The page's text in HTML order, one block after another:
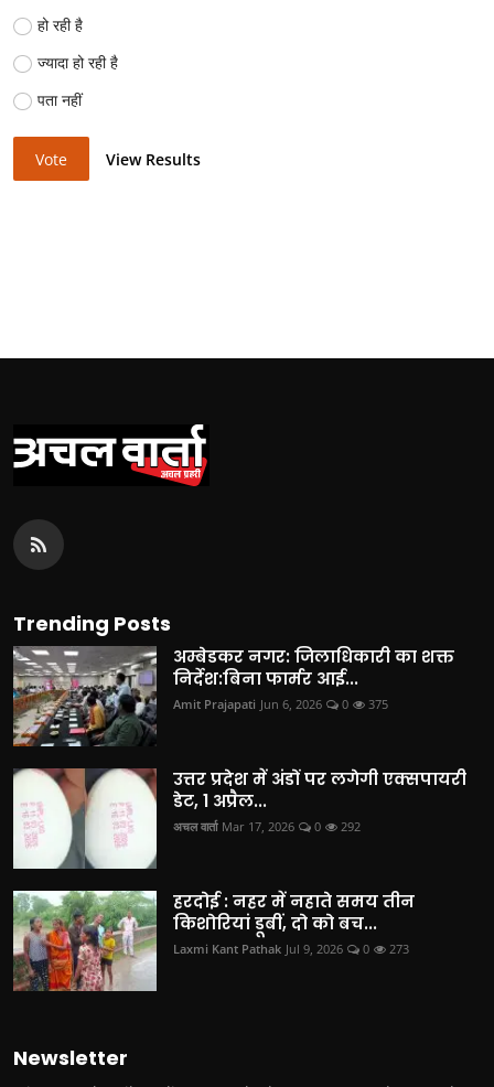
हो रही है
ज्यादा हो रही है
पता नहीं
Vote View Results
Trending Posts
अम्बेडकर नगर: जिलाधिकारी का शक्त
निर्देश:बिना फार्मर आई...
Amit Prajapati Jun 6, 2026 0 375
उत्तर प्रदेश में अंडों पर लगेगी एक्सपायरी
डेट, 1 अप्रैल...
अचल वार्ता Mar 17, 2026 0 292
हरदोई : नहर में नहाते समय तीन
किशोरियां डूबीं, दो को बच...
Laxmi Kant Pathak Jul 9, 2026 0 273
Newsletter